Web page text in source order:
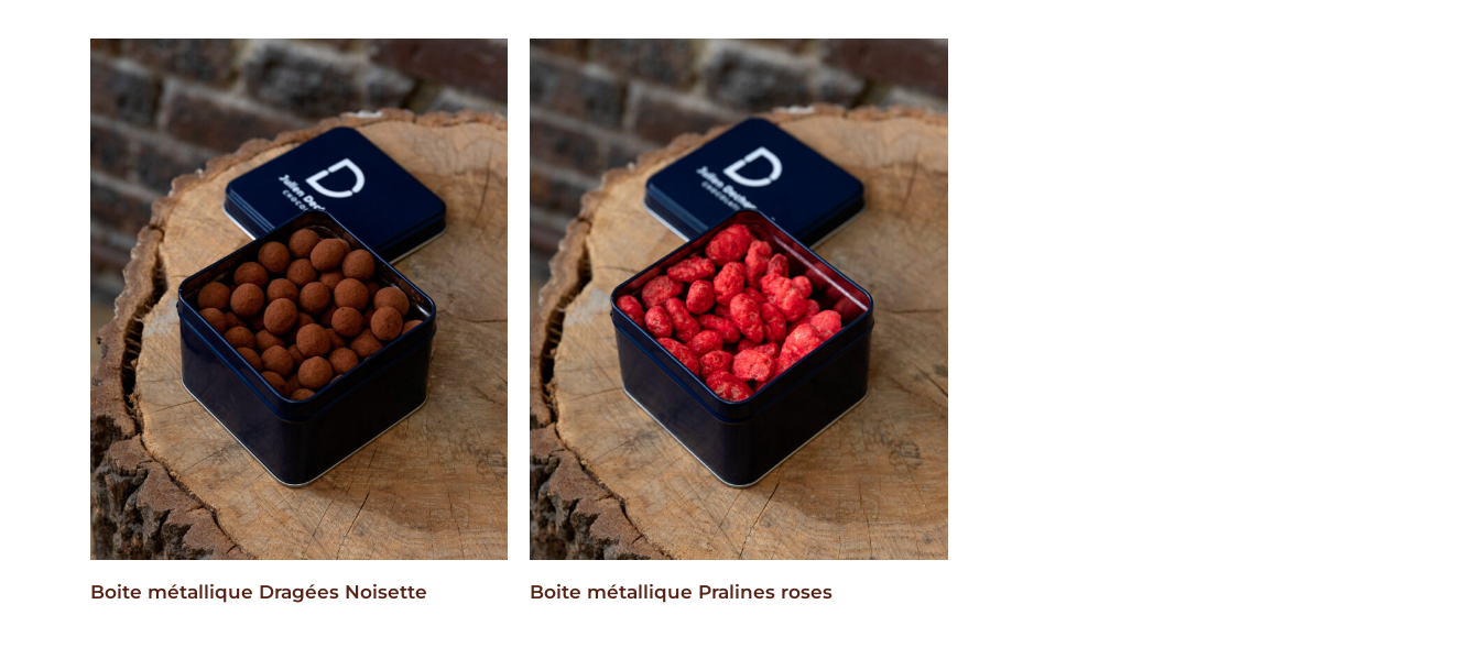
Boite métallique Dragées Noisette Boite métallique Pralines roses